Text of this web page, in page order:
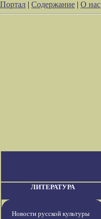
Портал | Содержание | О нас
ЛИТЕРАТУРА
Новости русской культуры